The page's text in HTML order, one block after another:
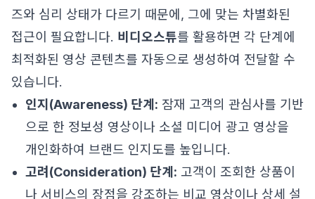
즈와 심리 상태가 다르기 때문에, 그에 맞는 차별화된
접근이 필요합니다. 비디오스튜를 활용하면 각 단계에
최적화된 영상 콘텐츠를 자동으로 생성하여 전달할 수
있습니다.
인지(Awareness) 단계: 잠재 고객의 관심사를 기반
으로 한 정보성 영상이나 소셜 미디어 광고 영상을
개인화하여 브랜드 인지도를 높입니다.
고려(Consideration) 단계: 고객이 조회한 상품이
나 서비스의 장점을 강조하는 비교 영상이나 상세 설